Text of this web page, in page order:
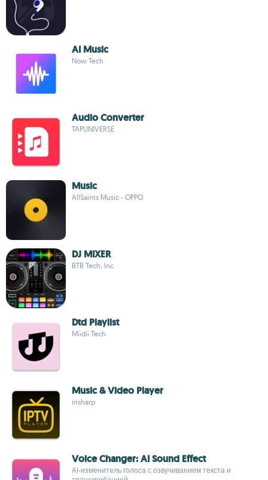
AI Music
Now Tech
Audio Converter
TAPUNIVERSE
Music
AllSaints Music - OPPO
DJ MIXER
BTB Tech, Inc
Dtd Playlist
Miidii Tech
Music & Video Player
insharp
Voice Changer: AI Sound Effect
AI-изменитель голоса с озвучиванием текста и